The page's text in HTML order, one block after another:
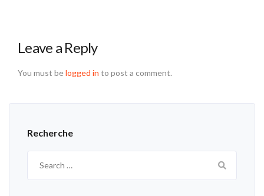
Leave a Reply
You must belogged in to post a comment.
Recherche
for: